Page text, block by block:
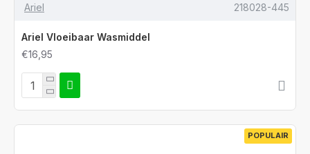
Ariel 218028-445
Ariel Vloeibaar Wasmiddel
€16,95
POPULAIR